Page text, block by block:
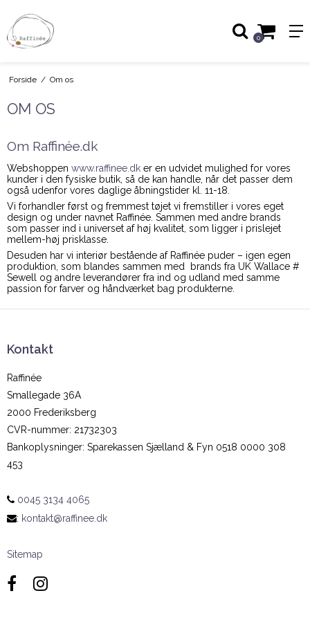
0
Forside / Om os
OM OS
Om Raffinée.dk
Webshoppen www.raffinee.dk er en udvidet mulighed for vores
kunder i den fysiske butik, så de kan handle, når det passer dem
også udenfor vores daglige åbningstider kl. 11-18.
Vi forhandler først og fremmest tøjet vi fremstiller i vores eget
design og under navnet Raffinée. Sammen med andre brands
som passer ind i universet af høj kvalitet, som ligger i prislejet
mellem-høj prisklasse.
Desuden har vi interiør bestående af Raffinée puder – igen egen
produktion, som blandes sammen med brands fra UK Wallace #
Sewell og andre leverandører fra ind og udland med samme
passion for farver og håndværket bag produkterne.
Kontakt
Raffinée
Smallegade 36A
2000 Frederiksberg
CVR-nummer: 21732303
Bankoplysninger: Sparekassen Sjælland & Fyn 0518 0000 308
453
0045 3134 4065
: kontakt@raffinee.dk
Sitemap